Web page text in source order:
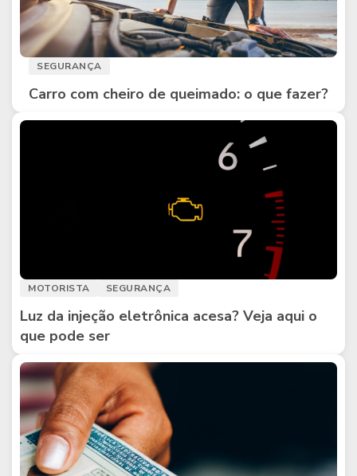
SEGURANÇA
Carro com cheiro de queimado: o que fazer?
MOTORISTA SEGURANÇA
Luz da injeção eletrônica acesa? Veja aqui o
que pode ser